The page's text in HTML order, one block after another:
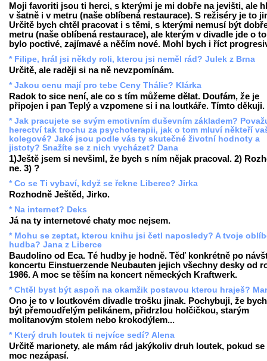
Moji favoriti jsou ti herci, s kterými je mi dobře na jevišti, ale
v šatně i v metru (naše oblíbená restaurace). S režiséry je to
Určitě bych chtěl pracovat i s těmi, s kterými nemusí být
metru (naše oblíbená restaurace), ale kterým v divadle jde o
bylo poctivé, zajímavé a něčím nové. Mohl bych i říct
* Filipe, hrál jsi někdy roli, kterou jsi neměl rád? Julek z Brna
Určitě, ale raději si na ně nevzpomínám.
* Jakou cenu mají pro tebe Ceny Thálie? Klárka
Radok to sice není, ale co s tím můžeme dělat. Doufám, že je
připojen i pan Teplý a vzpomene si i na loutkáře. Tímto děkuji.
* Jak pracujete se svým emotivním duševním základem?
herectví tak trochu za psychoterapii, jak o tom mluví někteří
kolegové? Jaké jsou podle vás ty skutečné životní hodnoty a
jistoty? Snažíte se z nich vycházet? Dana
1)Ještě jsem si nevšiml, že bych s ním nějak pracoval. 2)
ne. 3) ?
* Co se Ti vybaví, když se řekne Liberec? Jirka
Rozhodně Ještěd, Jirko.
* Na internet? Deks
Já na ty internetové chaty moc nejsem.
* Mohu se zeptat, kterou knihu jsi četl naposledy? A tvoje
hudba? Jana z Liberce
Baudolino od Eca. Té hudby je hodně. Těď konkrétně po
koncertu Einstuerzende Neubauten jejich všechny desky od
1986. A moc se těším na koncert německých Kraftwerk.
* Chtěl byst být aspoň na okamžik postavou kterou hraješ?
Ono je to v loutkovém divadle trošku jinak. Pochybuji, že
být přemoudřelým pelikánem, přidrzlou holčičkou, starým
molitanovým stolem nebo krokodýlem...
* Který druh loutek ti nejvíce sedí? Alena
Určitě marionety, ale mám rád jakýkoliv druh loutek, pokud se
moc nezápasí.